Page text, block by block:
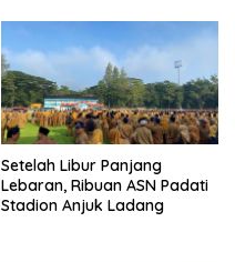
Setelah Libur Panjang
Lebaran, Ribuan ASN Padati
Stadion Anjuk Ladang